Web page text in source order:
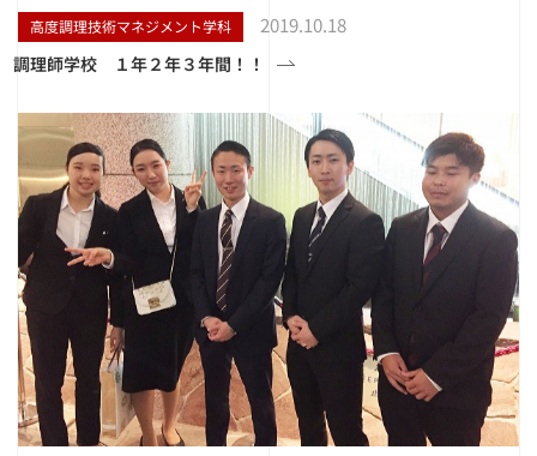
高度調理技術マネジメント学科 2019.10.18
調理師学校 １年２年３年間！！